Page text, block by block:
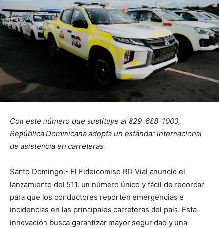
Con este número que sustituye al 829-688-1000,
República Dominicana adopta un estándar internacional
de asistencia en carreteras
Santo Domingo.- El Fideicomiso RD Vial anunció el
lanzamiento del 511, un número único y fácil de recordar
para que los conductores reporten emergencias e
incidencias en las principales carreteras del país. Esta
innovación busca garantizar mayor seguridad y una